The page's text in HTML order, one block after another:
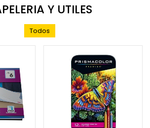
Y UTILES
Todos